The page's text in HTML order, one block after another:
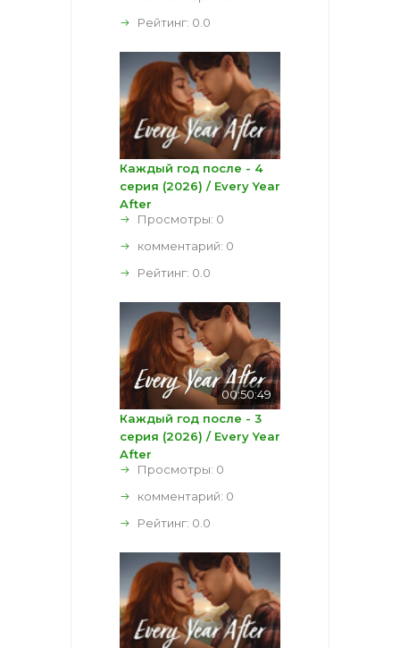
Рейтинг: 0.0
Каждый год после - 4
серия (2026) / Every Year
After
Просмотры: 0
комментарий: 0
Рейтинг: 0.0
00:50:49
Каждый год после - 3
серия (2026) / Every Year
After
Просмотры: 0
комментарий: 0
Рейтинг: 0.0